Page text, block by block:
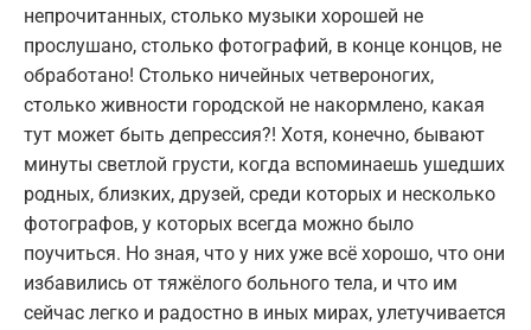
непрочитанных, столько музыки хорошей не
прослушано, столько фотографий, в конце концов, не
обработано! Столько ничейных четвероногих,
столько живности городской не накормлено, какая
тут может быть депрессия?! Хотя, конечно, бывают
минуты светлой грусти, когда вспоминаешь ушедших
родных, близких, друзей, среди которых и несколько
фотографов, у которых всегда можно было
поучиться. Но зная, что у них уже всё хорошо, что они
избавились от тяжёлого больного тела, и что им
сейчас легко и радостно в иных мирах, улетучивается